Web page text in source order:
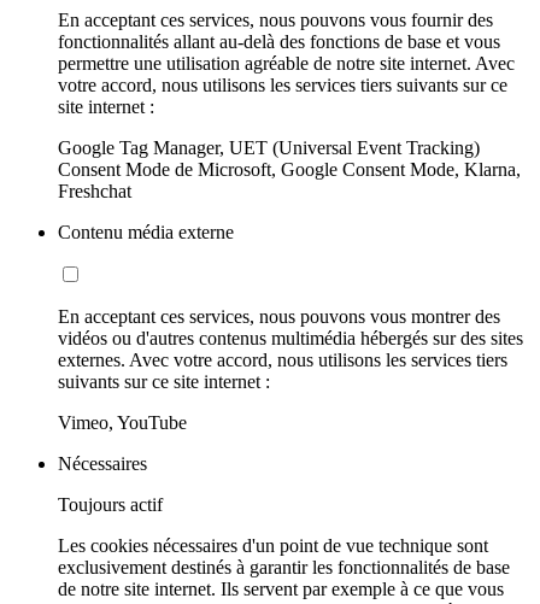
En acceptant ces services, nous pouvons vous fournir des
fonctionnalités allant au-delà des fonctions de base et vous
permettre une utilisation agréable de notre site internet. Avec
votre accord, nous utilisons les services tiers suivants sur ce
site internet :
Google Tag Manager, UET (Universal Event Tracking)
Consent Mode de Microsoft, Google Consent Mode, Klarna,
Freshchat
Contenu média externe
En acceptant ces services, nous pouvons vous montrer des
vidéos ou d'autres contenus multimédia hébergés sur des sites
externes. Avec votre accord, nous utilisons les services tiers
suivants sur ce site internet :
Vimeo, YouTube
Nécessaires
Toujours actif
Les cookies nécessaires d'un point de vue technique sont
exclusivement destinés à garantir les fonctionnalités de base
de notre site internet. Ils servent par exemple à ce que vous